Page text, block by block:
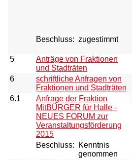
Beschluss: zugestimmt
5
Anträge von Fraktionen
und Stadträten
6
schriftliche Anfragen von
Fraktionen und Stadträten
6.1
Anfrage der Fraktion
MitBÜRGER für Halle -
NEUES FORUM zur
Veranstaltungsförderung
2015
Beschluss:
Kenntnis
genommen